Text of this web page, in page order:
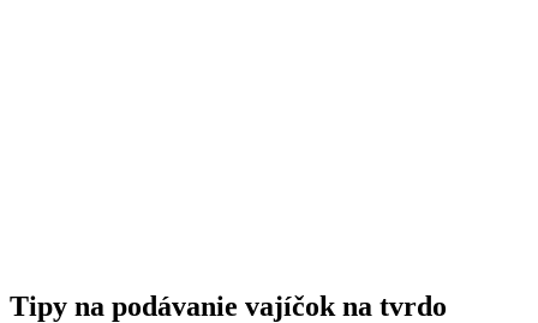
Tipy na podávanie vajíčok na tvrdo